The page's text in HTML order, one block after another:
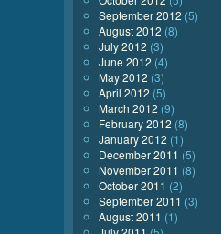
September 2012 (5)
August 2012 (8)
July 2012 (3)
June 2012 (4)
May 2012 (3)
April 2012 (5)
March 2012 (9)
February 2012 (8)
January 2012 (1)
December 2011 (5)
November 2011 (8)
October 2011 (2)
September 2011 (3)
August 2011 (1)